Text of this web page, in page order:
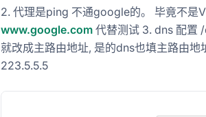
2. 代理是ping 不通google的。 毕竟不是
www.google.com代替测试 3. dns 配置
就改成主路由地址, 是的dns也填主路由地
223.5.5.5